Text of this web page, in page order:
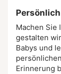
Machen Sie
gestalten
Babys und
Erinnerung